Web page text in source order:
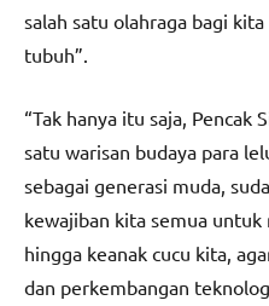
salah satu olahraga bagi
tubuh”.
“Tak hanya itu saja, Pencak
satu warisan budaya para
sebagai generasi muda,
kewajiban kita semua
hingga keanak cucu kita,
dan perkembangan